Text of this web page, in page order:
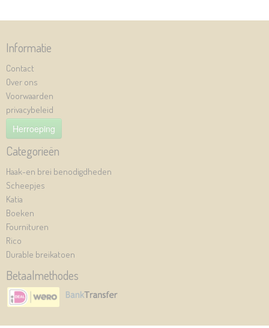
Informatie
Contact
Over ons
Voorwaarden
privacybeleid
Herroeping
Categorieën
Haak-en brei benodigdheden
Scheepjes
Katia
Boeken
Fournituren
Rico
Durable breikatoen
Betaalmethodes